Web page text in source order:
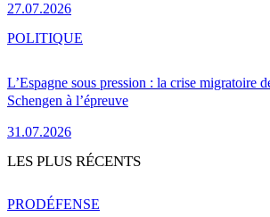
27.07.2026
L’Espagne sous pression : la crise migratoire
Schengen à l’épreuve
31.07.2026
POLITIQUE
LES PLUS RÉCENTS
PRODÉFENSE